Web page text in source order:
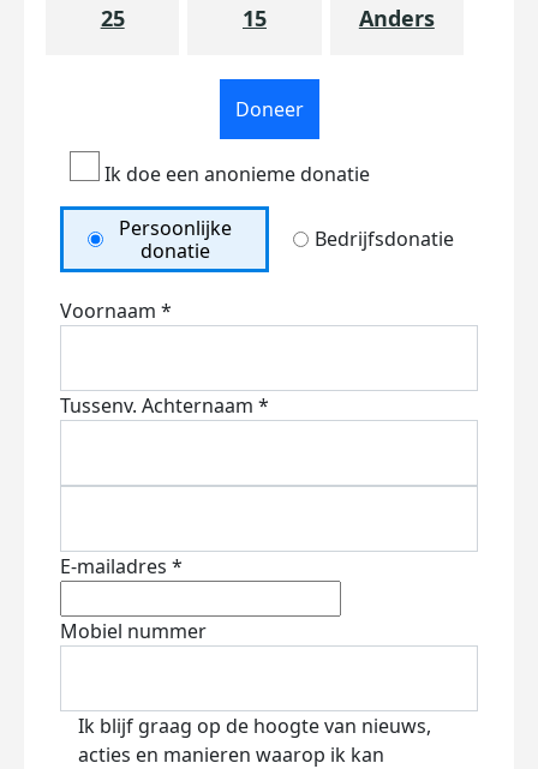
25 15 Anders
Doneer
Ik doe een anonieme donatie
Persoonlijke
donatie
Bedrijfsdonatie
Voornaam *
Tussenv. Achternaam *
E-mailadres *
Mobiel nummer
Ik blijf graag op de hoogte van nieuws,
acties en manieren waarop ik kan